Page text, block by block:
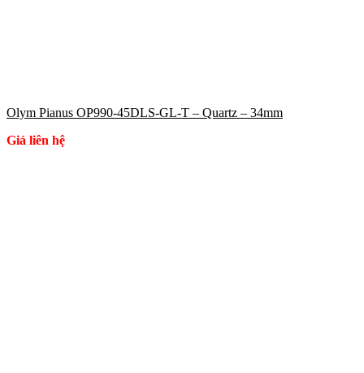
Olym Pianus OP990-45DLS-GL-T – Quartz – 34mm
Giá liên hệ